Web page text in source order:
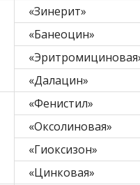
«Зинерит»
«Банеоцин»
«Далацин»
«Фенистил»
«Оксолиновая»
«Гиоксизон»
«Цинковая»